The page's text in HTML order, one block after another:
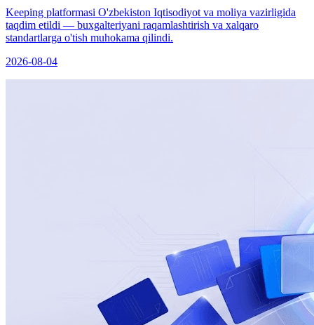
Keeping platformasi O'zbekiston Iqtisodiyot va moliya vazirligida
taqdim etildi — buxgalteriyani raqamlashtirish va xalqaro
standartlarga o'tish muhokama qilindi.
2026-08-04